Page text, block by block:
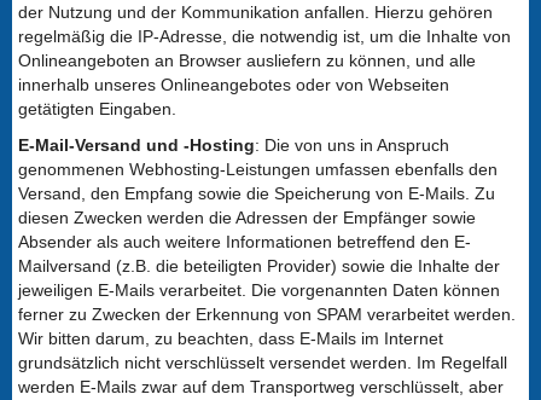
der Nutzung und der Kommunikation anfallen. Hierzu gehören
regelmäßig die IP-Adresse, die notwendig ist, um die Inhalte von
Onlineangeboten an Browser ausliefern zu können, und alle
innerhalb unseres Onlineangebotes oder von Webseiten
getätigten Eingaben.
E-Mail-Versand und -Hosting: Die von uns in Anspruch
genommenen Webhosting-Leistungen umfassen ebenfalls den
Versand, den Empfang sowie die Speicherung von E-Mails. Zu
diesen Zwecken werden die Adressen der Empfänger sowie
Absender als auch weitere Informationen betreffend den E-
Mailversand (z.B. die beteiligten Provider) sowie die Inhalte der
jeweiligen E-Mails verarbeitet. Die vorgenannten Daten können
ferner zu Zwecken der Erkennung von SPAM verarbeitet werden.
Wir bitten darum, zu beachten, dass E-Mails im Internet
grundsätzlich nicht verschlüsselt versendet werden. Im Regelfall
werden E-Mails zwar auf dem Transportweg verschlüsselt, aber